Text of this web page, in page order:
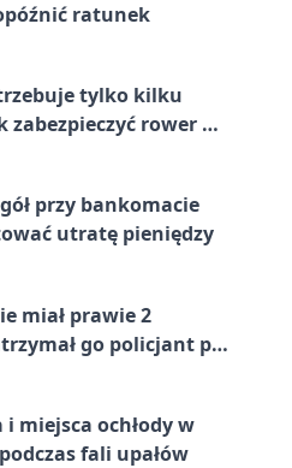
ratunek
tylko kilku
zabezpieczyć rower w
przy bankomacie
utratę pieniędzy
miał prawie 2
go policjant po
miejsca ochłody w
fali upałów